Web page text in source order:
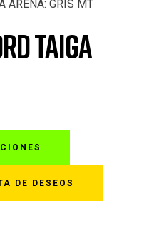
la
página
TAIGA
múltiples
variantes.
DE DESEOS